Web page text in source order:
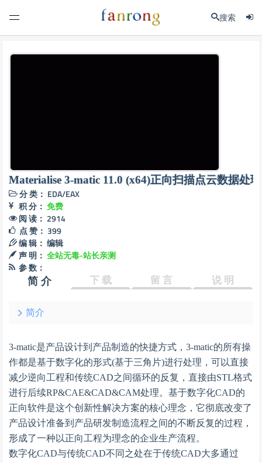
搜索
Materialise 3-matic 11.0 (x64)正向扫描点云数据处理
分 类： EDA/EAX
积 分： 免费
阅 读： 2914
点 赞： 399
编 辑： 编辑
声 明： 全站无毒-站长亲测
参 数：
简 介 下 载 留 言 说 明
简介
3-matic是产品设计到产品制造的快捷方式，3-matic的所有操
作都是基于数字化的形式(基于三角片)进行处理，可以直接
减少逆向工程和传统CAD之间循环的反复，直接由STL格式
进行后续RP&CAE&CAD&CAM处理。基于数字化CAD的
正向软件是这个创新性解决方案的核心理念，它彻底改变了
产品设计准备到产品研发制造流程之间的不断反复的过程，
形成了一种以正向工程为理念的企业生产流程。
数字化CAD与传统CAD不同之处在于传统CAD大多通过